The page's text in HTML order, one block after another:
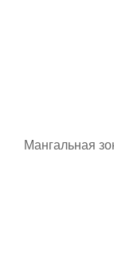
Мангальная